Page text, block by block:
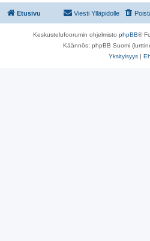
Etusivu Viesti Ylläpidolle
Keskustelufoorumin ohjelmisto phpBB®
Käännös: phpBB Suomi
Yksityisyys |